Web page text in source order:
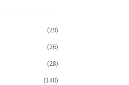
(29)
(26)
(28)
(140)